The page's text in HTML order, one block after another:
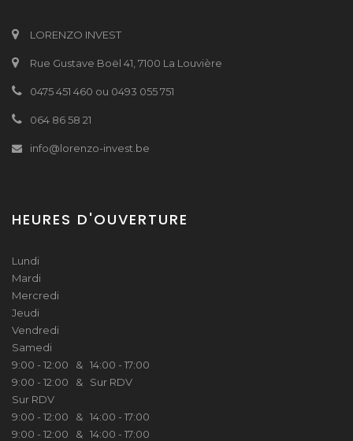
LORENZO INVEST
Rue Gustave Boël 41, 7100 La Louvière
0475 451 460 ou 0493 055 751
064 86 58 21
info@lorenzo-invest.be
HEURES D'OUVERTURE
Lundi
Mardi
Mercredi
Jeudi
Vendredi
Samedi
9:00 - 12:00 & 14:00 - 17:00
9:00 - 12:00 & Sur RDV
Sur RDV
9:00 - 12:00 & 14:00 - 17:00
9:00 - 12:00 & 14:00 - 17:00